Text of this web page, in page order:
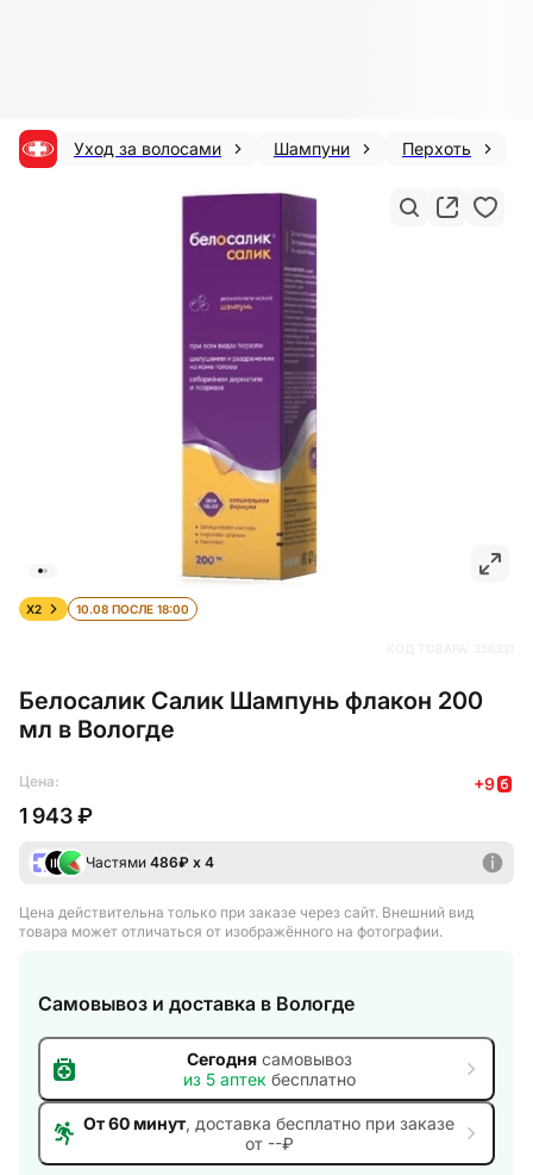
Уход за волосами Шампуни Перхоть
Белосалик Салик Шампунь флакон 200
мл в Вологде
X2 10.08 ПОСЛЕ 18:00
Цена: +9
1 943 ₽
Частями 486₽ х 4
Цена действительна только при заказе через сайт. Внешний вид
товара может отличаться от изображённого на фотографии.
Самовывоз и доставка в Вологде
Сегоднясамовывоз
из 5 аптек бесплатно
От 60 минут, доставка бесплатно при заказе
от --₽